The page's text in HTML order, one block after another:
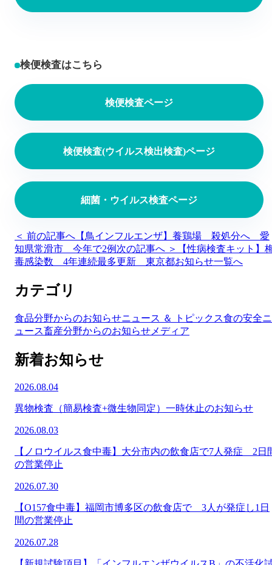
検便検査はこちら
検便検査ページ
検便検査(ウイルス検出検査)ページ
細菌・ウイルス検査ページ
＜ 前の記事へ 【鳥インフルエンザ】養鶏場 殺処分へ 愛
知県常滑市 今年で2例 次の記事へ ＞
【性病検査キット】
毒感染数 4年連続最多更新 東京都お知らせ一覧へ
カテゴリ
食品分野からのお知らせニュース ＆ トピックス食の安全ニ
ュース畜産分野からのお知らせ メディア
新着お知らせ
2026.08.04
異物検査（簡易検査+微生物同定）一時休止のお知らせ
2026.08.03
【ノロウイルス食中毒】大分市内の飲食店で7人発症 2日
の営業停止
2026.07.30
【O157食中毒】福岡市博多区の飲食店で 3人が発症し1日
間の営業停止
2026.07.28